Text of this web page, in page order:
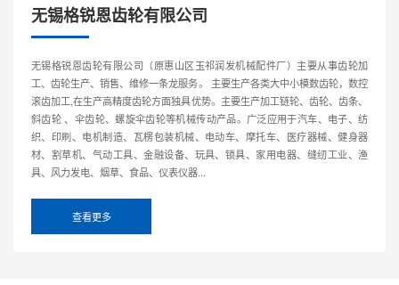
无锡格锐恩齿轮有限公司
无锡格锐恩齿轮有限公司（原惠山区玉祁润发机械配件厂）主要从事齿轮加
工、齿轮生产、销售、维修一条龙服务。 主要生产各类大中小模数齿轮，数控
滚齿加工,在生产高精度齿轮方面独具优势。主要生产加工链轮、齿轮、齿条、
斜齿轮 、伞齿轮、螺旋伞齿轮等机械传动产品。广泛应用于汽车、电子、纺
织、印刷、电机制造、瓦楞包装机械、电动车、摩托车、医疗器械、健身器
材、割草机、气动工具、金融设备、玩具、锁具、家用电器、缝纫工业、渔
具、风力发电、烟草、食品、仪表仪器...
查看更多